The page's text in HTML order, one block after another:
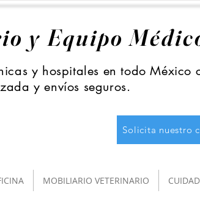
y Equipo
y hospitales en todo México
y envíos seguros.
Solicita nuestro
MOBILIARIO VETERINARIO